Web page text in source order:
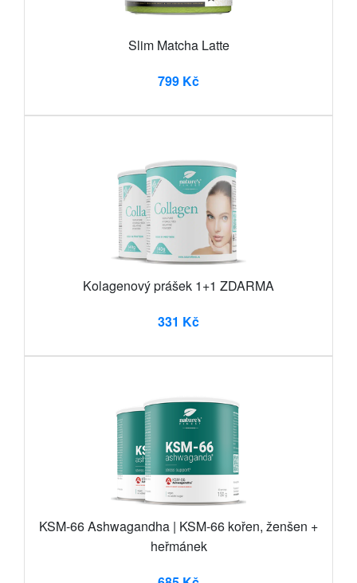
Slim Matcha Latte
799 Kč
Kolagenový prášek 1+1 ZDARMA
331 Kč
KSM-66 Ashwagandha | KSM-66 kořen, ženšen +
heřmánek